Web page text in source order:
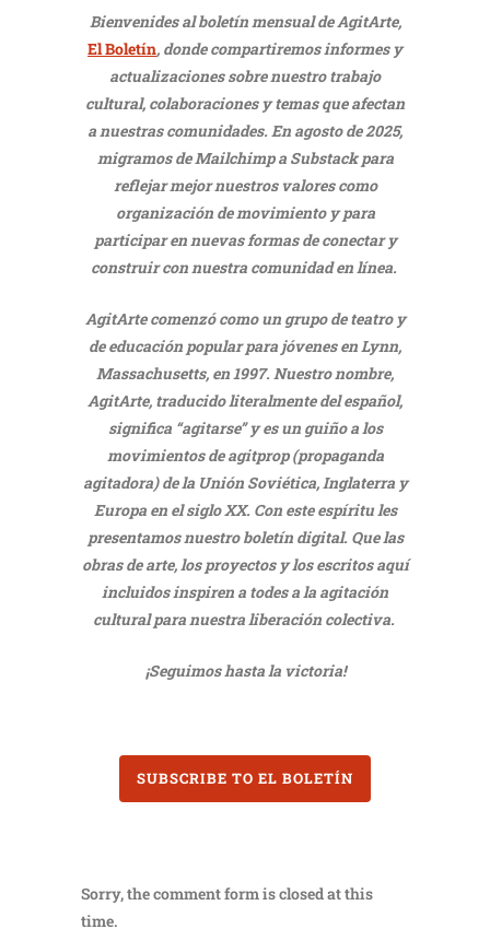
Bienvenides al boletín mensual de AgitArte,
El Boletín, donde compartiremos informes y
actualizaciones sobre nuestro trabajo
cultural, colaboraciones y temas que afectan
a nuestras comunidades. En agosto de 2025,
migramos de Mailchimp a Substack para
reflejar mejor nuestros valores como
organización de movimiento y para
participar en nuevas formas de conectar y
construir con nuestra comunidad en línea.
AgitArte comenzó como un grupo de teatro y
de educación popular para jóvenes en Lynn,
Massachusetts, en 1997. Nuestro nombre,
AgitArte, traducido literalmente del español,
significa “agitarse” y es un guiño a los
movimientos de agitprop (propaganda
agitadora) de la Unión Soviética, Inglaterra y
Europa en el siglo XX. Con este espíritu les
presentamos nuestro boletín digital. Que las
obras de arte, los proyectos y los escritos aquí
incluidos inspiren a todes a la agitación
cultural para nuestra liberación colectiva.
¡Seguimos hasta la victoria!
SUBSCRIBE TO EL BOLETÍN
Sorry, the comment form is closed at this
time.